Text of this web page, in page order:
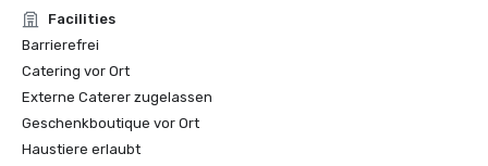
Facilities
Barrierefrei
Catering vor Ort
Externe Caterer zugelassen
Geschenkboutique vor Ort
Haustiere erlaubt